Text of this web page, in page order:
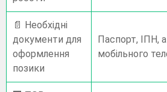
📄 Необхідні
документи для
оформлення
позики
Паспорт, ІПН,
мобільного